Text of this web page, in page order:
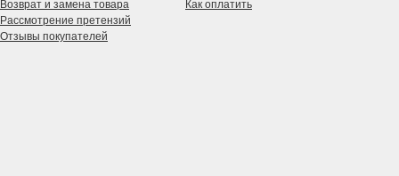
Возврат и замена товара
Рассмотрение претензий
Отзывы покупателей
Как оплатить